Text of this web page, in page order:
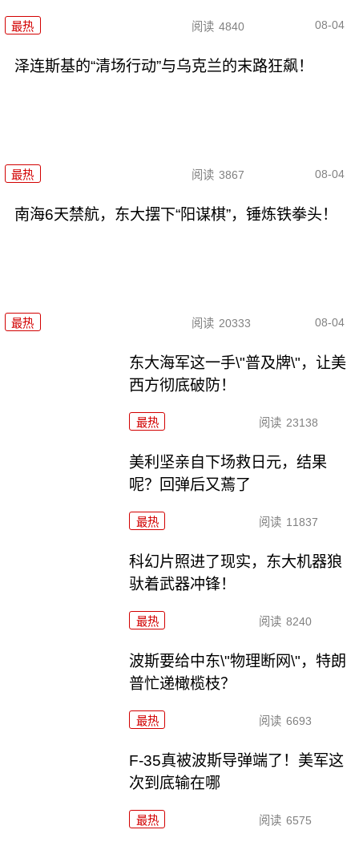
最热 阅读 4840 08-04
泽连斯基的“清场行动”与乌克兰的末路狂飙！
最热 阅读 3867 08-04
南海6天禁航，东大摆下“阳谋棋”，锤炼铁拳头！
最热 阅读 20333 08-04
东大海军这一手\"普及牌\"，让美
西方彻底破防！
最热 阅读 23138
美利坚亲自下场救日元，结果
呢？回弹后又蔫了
最热 阅读 11837
科幻片照进了现实，东大机器狼
驮着武器冲锋！
最热 阅读 8240
波斯要给中东\"物理断网\"，特朗
普忙递橄榄枝？
最热 阅读 6693
F-35真被波斯导弹端了！美军这
次到底输在哪
最热 阅读 6575